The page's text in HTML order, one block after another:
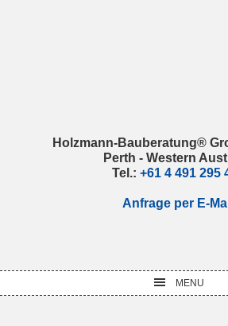
Holzmann-Bauberatung®
Perth - Western
Tel.: +61 4 491 295
Anfrage per E-
MENU